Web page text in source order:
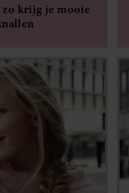
zo krijg je mooie